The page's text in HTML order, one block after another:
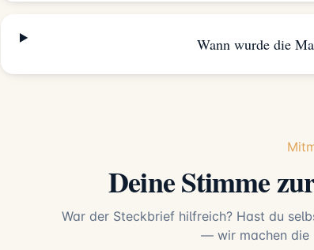
Wann wurde die
Deine Stimme
War der Steckbrief hilfreich? Hast du
— wir machen die